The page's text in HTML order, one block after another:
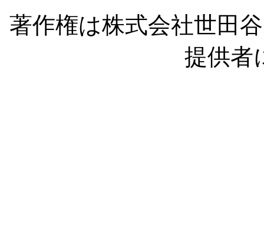
著作権は株式会社世田
提供者